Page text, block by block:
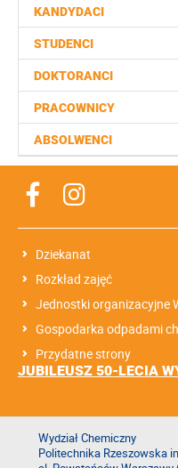
KANDYDACI
STUDENCI
DOKTORANCI
PRACOWNICY
ABSOLWENCI
Dziekanat
Rozkład zajęć
Jednostki organizacyjne
Gospodarka odpadami
Przydatne strony
JUBILEUSZ 50-LECIA
Wydział Chemiczny
Politechnika Rzeszowska